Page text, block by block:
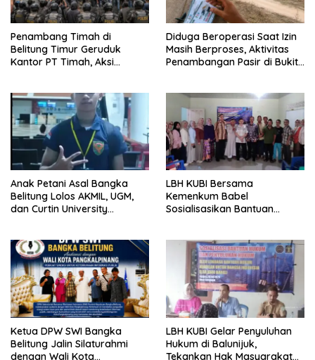
Penambang Timah di
Belitung Timur Geruduk
Kantor PT Timah, Aksi
Diduga Beroperasi Saat Izin
Masih Berproses, Aktivitas
Penambangan Pasir di Bukit
Anak Petani Asal Bangka
Belitung Lolos AKMIL, UGM,
dan Curtin University
LBH KUBI Bersama
Kemenkum Babel
Sosialisasikan Bantuan
Ketua DPW SWI Bangka
Belitung Jalin Silaturahmi
dengan Wali Kota
LBH KUBI Gelar Penyuluhan
Hukum di Balunijuk,
Tekankan Hak Masyarakat